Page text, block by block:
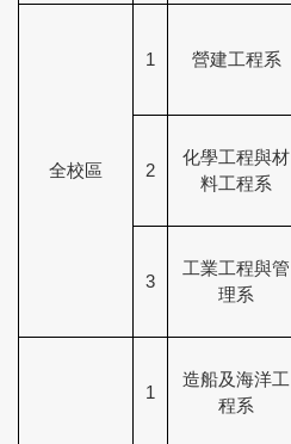
全校區
1 營建工程系
2
化學工程與材
料工程系
3
工業工程與管
理系
1
造船及海洋工
程系